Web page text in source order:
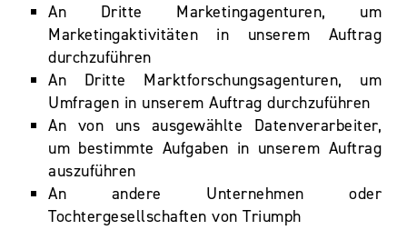
An Dritte Marketingagenturen, um
Marketingaktivitäten in unserem Auftrag
durchzuführen
An Dritte Marktforschungsagenturen, um
Umfragen in unserem Auftrag durchzuführen
An von uns ausgewählte Datenverarbeiter,
um bestimmte Aufgaben in unserem Auftrag
auszuführen
An andere Unternehmen oder
Tochtergesellschaften von Triumph